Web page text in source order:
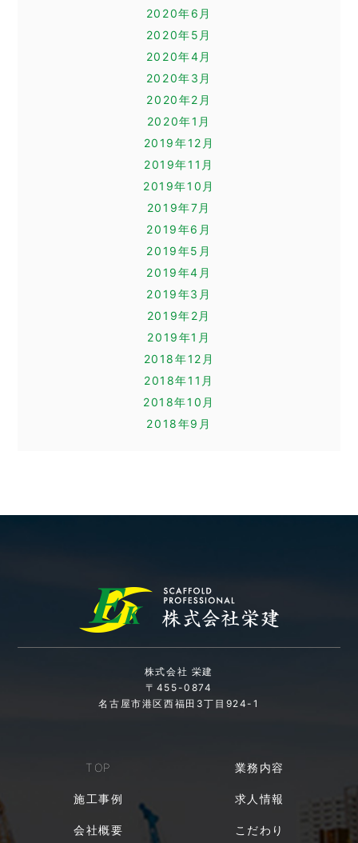
2020年6月
2020年5月
2020年4月
2020年3月
2020年2月
2020年1月
2019年12月
2019年11月
2019年10月
2019年7月
2019年6月
2019年5月
2019年4月
2019年3月
2019年2月
2019年1月
2018年12月
2018年11月
2018年10月
2018年9月
株式会社 栄建
〒455-0874
名古屋市港区西福田3丁目924-1
TOP 業務内容
施工事例 求人情報
会社概要 こだわり